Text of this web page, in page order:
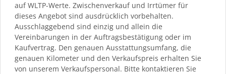
auf WLTP-Werte. Zwischenverkauf und Irrtümer für
dieses Angebot sind ausdrücklich vorbehalten.
Ausschlaggebend sind einzig und allein die
Vereinbarungen in der Auftragsbestätigung oder im
Kaufvertrag. Den genauen Ausstattungsumfang, die
genauen Kilometer und den Verkaufspreis erhalten Sie
von unserem Verkaufspersonal. Bitte kontaktieren Sie